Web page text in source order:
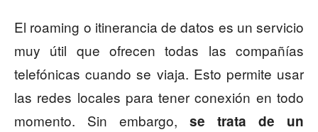
El roaming o itinerancia de datos es un servicio
muy útil que ofrecen todas las compañías
telefónicas cuando se viaja. Esto permite usar
las redes locales para tener conexión en todo
momento. Sin embargo, se trata de un